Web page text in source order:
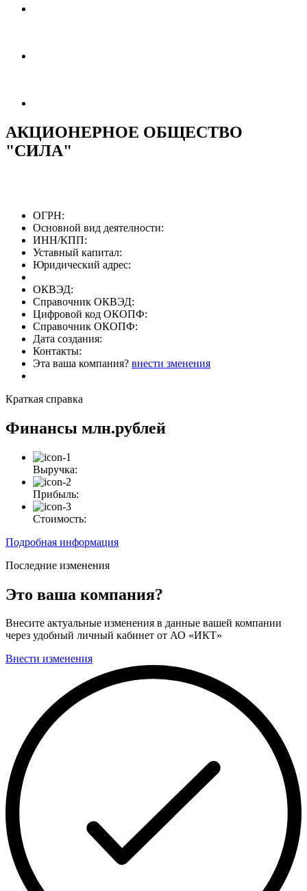
АКЦИОНЕРНОЕ ОБЩЕСТВО
"СИЛА"
ОГРН:
Основной вид деятелности:
ИНН/КПП:
Уставный капитал:
Юридический адрес:
ОКВЭД:
Справочник ОКВЭД:
Цифровой код ОКОПФ:
Справочник ОКОПФ:
Дата создания:
Контакты:
Эта ваша компания? внести зменения
Краткая справка
Финансы млн.рублей
Выручка:
Прибыль:
Стоимость:
Подробная информация
Последние изменения
Это ваша компания?
Внесите актуальные изменения в данные вашей компании
через удобный личный кабинет от АО «ИКТ»
Внести изменения